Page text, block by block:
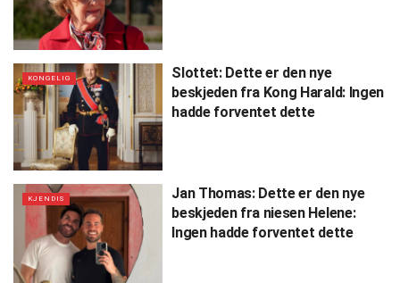
KONGELIG
Slottet: Dette er den nye
beskjeden fra Kong Harald: Ingen
hadde forventet dette
KJENDIS
Jan Thomas: Dette er den nye
beskjeden fra niesen Helene:
Ingen hadde forventet dette